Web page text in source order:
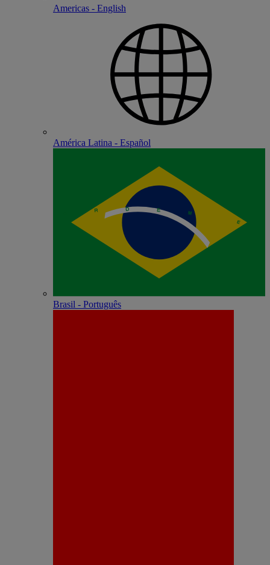
Americas - English
América Latina - Español
Brasil - Português